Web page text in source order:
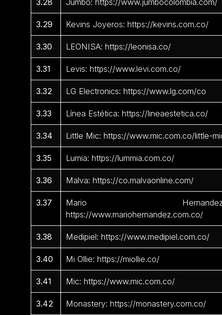
3.28 Jumbo: https://www.jumbocolombia.com/
3.29 Kevins Joyeros: https://kevins.com.co/
3.30 LEONISA: https://leonisa.co/
3.31 Levis: https://www.levi.com.co/
3.32 LG Electronics: https://www.lg.com/co
3.33 Línea Estética: https://lineaestetica.co/
3.34 Little Mic: https://www.mic.com.co/little-
3.35 Lumia: https://lummia.com.co/
3.36 Malva: https://co.malvaonline.com/
3.37
Mario
https://www.mariohernandez.com.co/
3.38 Medipiel: https://www.medipiel.com.co/
3.40 Mi Ollie: https://miollie.co/
3.41 Mic: https://www.mic.com.co/
3.42 Monastery: https://monastery.com.co/